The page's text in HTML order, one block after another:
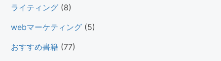
ライティング (8)
webマーケティング (5)
おすすめ書籍 (77)